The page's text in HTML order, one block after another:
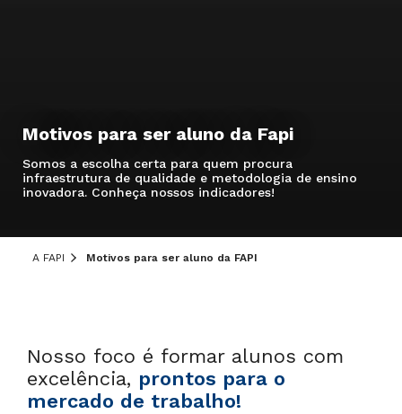
Motivos para ser aluno da Fapi
Somos a escolha certa para quem procura
infraestrutura de qualidade e metodologia de ensino
inovadora. Conheça nossos indicadores!
A FAPI Motivos para ser aluno da FAPI
Nosso foco é formar alunos com
excelência, prontos para o
mercado de trabalho!